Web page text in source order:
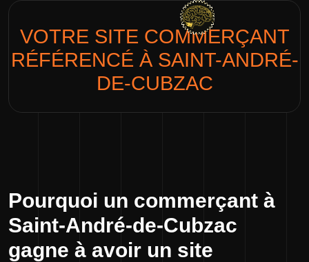
VOTRE SITE COMMERÇANT
RÉFÉRENCÉ À SAINT-ANDRÉ-
DE-CUBZAC
Pourquoi un commerçant à
Saint-André-de-Cubzac
gagne à avoir un site